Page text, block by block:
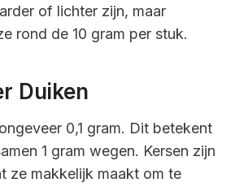
of lichter zijn, maar
rond de 10 gram per stuk.
Duiken
0,1 gram. Dit betekent
1 gram wegen. Kersen zijn
ze makkelijk maakt om te